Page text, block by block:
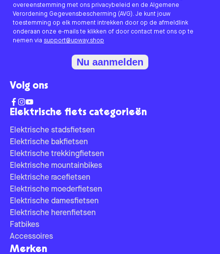
Elektrische fiets categorieën
Elektrische stadsfietsen
Elektrische bakfietsen
Elektrische trekkingfietsen
Elektrische mountainbikes
Elektrische racefietsen
Elektrische moederfietsen
Elektrische damesfietsen
Elektrische herenfietsen
Fatbikes
Accessoires
Merken
overeenstemming met ons privacybeleid en de Algemene
Verordening Gegevensbescherming (AVG). Je kunt jouw
toestemming op elk moment intrekken door op de afmeldlink
onderaan onze e-mails te klikken of door contact met ons op te
nemen via support@upway.shop
Nu aanmelden
Volg ons